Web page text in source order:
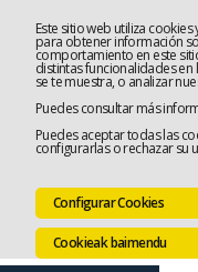
Este sitio web utiliza
para obtener información
comportamiento en este
distintas funcionalidades
se te muestra, o analizar
Puedes consultar más
Puedes aceptar todas las
configurarlas o rechazar su
Configurar Cookies
Cookieak baimendu